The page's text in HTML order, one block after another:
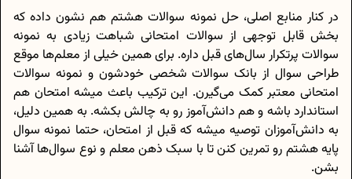
در کنار منابع اصلی، حل نمونه سوالات هشتم هم نشون داده که
بخش قابل توجهی از سوالات امتحانی شباهت زیادی به نمونه
سوالات پرتکرار سال‌های قبل داره. برای همین خیلی از معلم‌ها موقع
طراحی سوال از بانک سوالات شخصی خودشون و نمونه سوالات
امتحانی معتبر کمک می‌گیرن. این ترکیب باعث میشه امتحان هم
استاندارد باشه و هم دانش‌آموز رو به چالش بکشه. به همین دلیل،
به دانش‌آموزان توصیه میشه که قبل از امتحان، حتما نمونه سوال
پایه هشتم رو تمرین کنن تا با سبک ذهن معلم و نوع سوال‌ها آشنا
بشن.